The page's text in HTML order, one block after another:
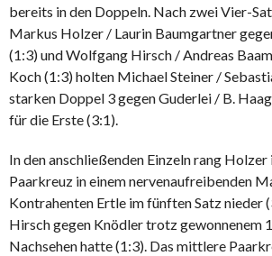
bereits in den Doppeln. Nach zwei Vier-
Markus Holzer / Laurin Baumgartner
(1:3) und Wolfgang Hirsch / Andreas
Koch (1:3) holten Michael Steiner /
starken Doppel 3 gegen Guderlei / B.
für die Erste (3:1).
In den anschließenden Einzeln rang
Paarkreuz in einem nervenaufreibenden
Kontrahenten Ertle im fünften Satz nieder
Hirsch gegen Knödler trotz gewonnenem
Nachsehen hatte (1:3). Das mittlere